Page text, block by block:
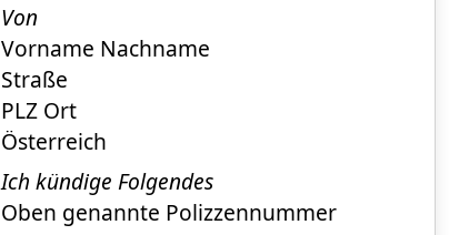
Von
Vorname Nachname
Straße
PLZ Ort
Österreich
Ich kündige Folgendes
Oben genannte Polizzennummer